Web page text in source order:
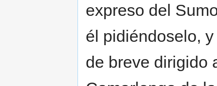
expreso del
él pidiéndoselo,
de breve dirigido